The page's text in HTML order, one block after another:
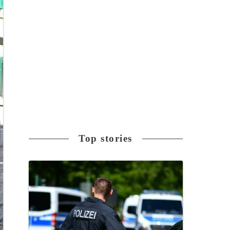
Top stories